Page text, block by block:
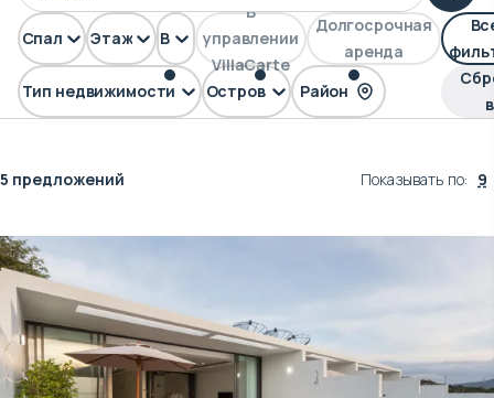
Тип недвижимости Остров Район
Спален Этажей Вид
В
управлении
VillaCarte
Долгосрочная
аренда
FLAT Самуи Бопхут
5 предложений Показывать по: 9